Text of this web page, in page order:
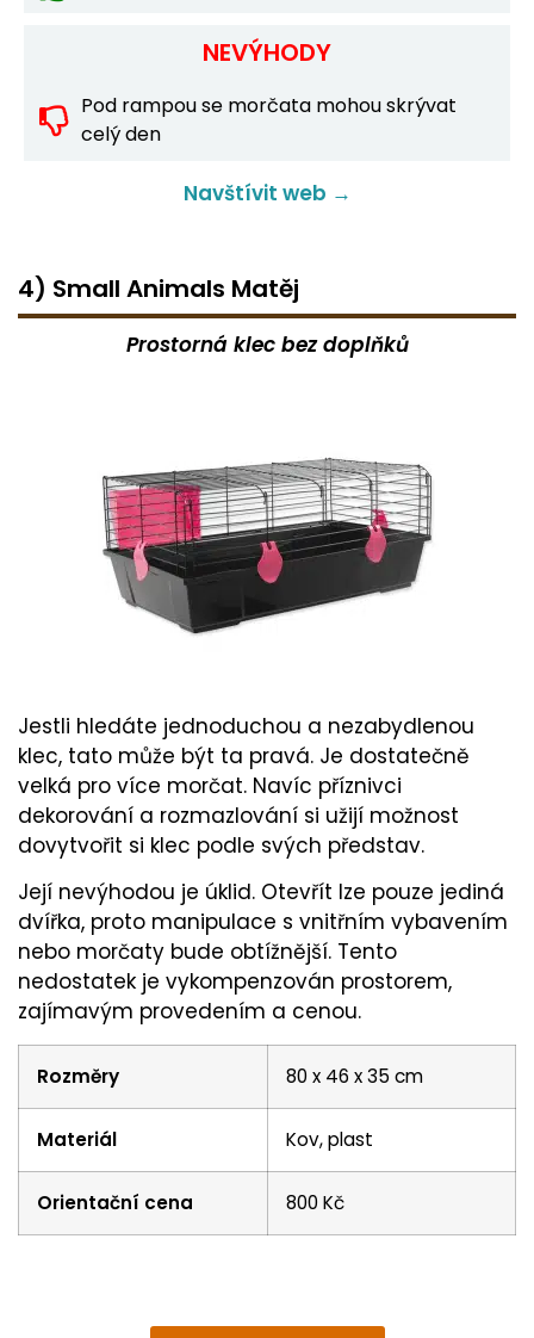
NEVÝHODY
Pod rampou se morčata mohou skrývat
celý den
Navštívit web →
4) Small Animals Matěj
Prostorná klec bez doplňků
Jestli hledáte jednoduchou a nezabydlenou
klec, tato může být ta pravá. Je dostatečně
velká pro více morčat. Navíc příznivci
dekorování a rozmazlování si užijí možnost
dovytvořit si klec podle svých představ.
Její nevýhodou je úklid. Otevřít lze pouze jediná
dvířka, proto manipulace s vnitřním vybavením
nebo morčaty bude obtížnější. Tento
nedostatek je vykompenzován prostorem,
zajímavým provedením a cenou.
Rozměry 80 x 46 x 35 cm
Materiál Kov, plast
Orientační cena 800 Kč